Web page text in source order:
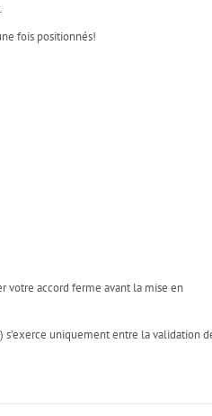
fois positionnés!
votre accord ferme avant la mise en
uniquement entre la validation